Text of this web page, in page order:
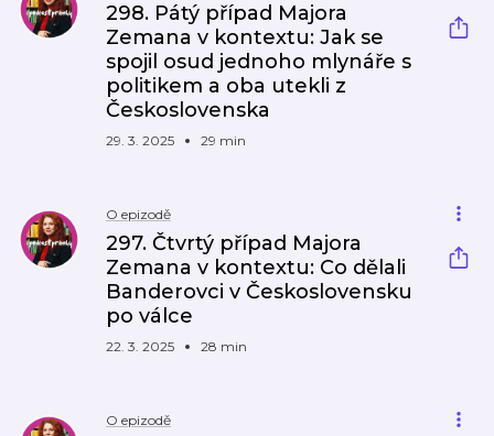
298. Pátý případ Majora
Zemana v kontextu: Jak se
spojil osud jednoho mlynáře s
politikem a oba utekli z
Československa
29. 3. 2025 29 min
O epizodě
297. Čtvrtý případ Majora
Zemana v kontextu: Co dělali
Banderovci v Československu
po válce
22. 3. 2025 28 min
O epizodě